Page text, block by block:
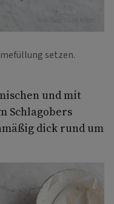
Foto: Eisenhut & Mayer
setzen.
und mit
Schlagobers
dick rund um